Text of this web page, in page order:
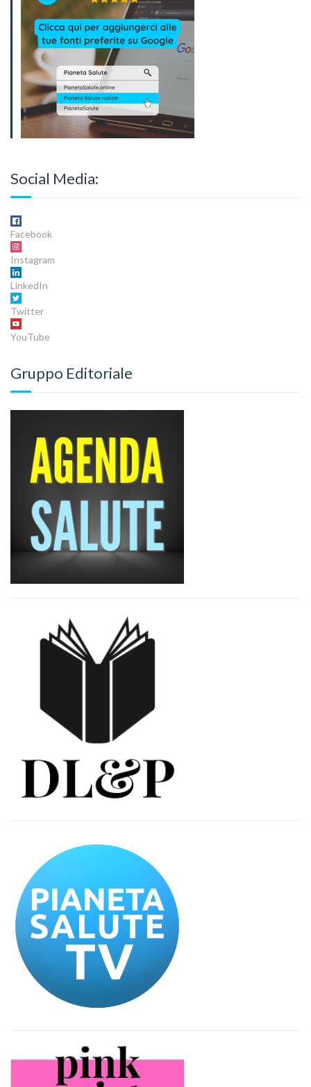
Social Media:
Facebook
Instagram
LinkedIn
Twitter
YouTube
Gruppo Editoriale